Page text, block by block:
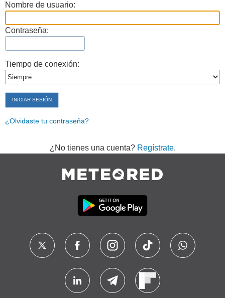
Nombre de usuario:
Contraseña:
Tiempo de conexión:
¿Olvidaste tu contraseña?
¿No tienes una cuenta? Regístrate.